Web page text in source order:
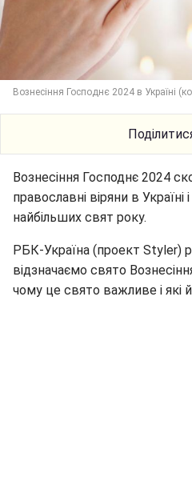
Вознесіння Господнє 2024 в Україні
Вознесіння Господнє 2024
православні віряни в Україні
найбільших свят року.
РБК-Україна (проект Styler)
відзначаємо свято
чому це свято важливе і які